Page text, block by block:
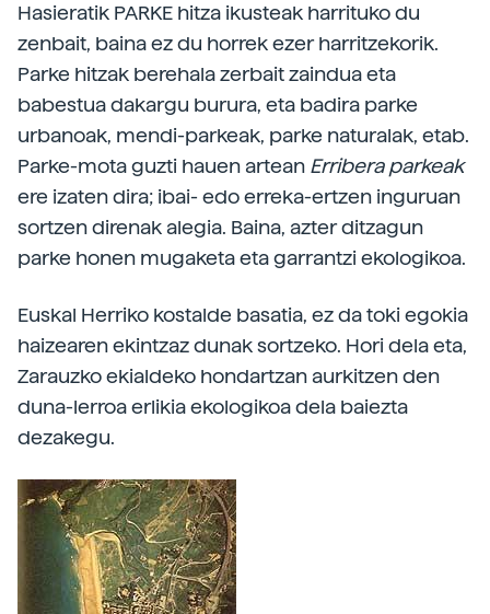
Hasieratik PARKE hitza ikusteak harrituko du
zenbait, baina ez du horrek ezer harritzekorik.
Parke hitzak berehala zerbait zaindua eta
babestua dakargu burura, eta badira parke
urbanoak, mendi-parkeak, parke naturalak, etab.
Parke-mota guzti hauen artean Erriberaparkeak
ere izaten dira; ibai- edo erreka-ertzen inguruan
sortzen direnak alegia. Baina, azter ditzagun
parke honen mugaketa eta garrantzi ekologikoa.
Euskal Herriko kostalde basatia, ez da toki egokia
haizearen ekintzaz dunak sortzeko. Hori dela eta,
Zarauzko ekialdeko hondartzan aurkitzen den
duna-lerroa erlikia ekologikoa dela baiezta
dezakegu.